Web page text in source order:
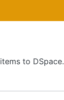
to DSpace.